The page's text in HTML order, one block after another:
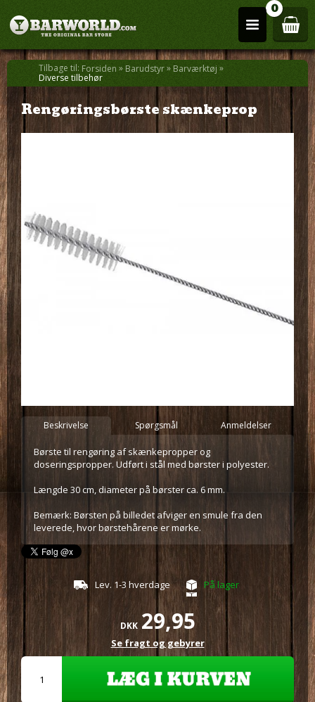
0
Tilbage til: Forsiden » Barudstyr» Barværktøj »
Diverse tilbehør
Rengøringsbørste skænkeprop
Beskrivelse Spørgsmål Anmeldelser
Børste til rengøring af skænkepropper og
doseringspropper. Udført i stål med børster i polyester.
Længde 30 cm, diameter på børster ca. 6 mm.
Bemærk: Børsten på billedet afviger en smule fra den
leverede, hvor børstehårene er mørke.
Lev. 1-3 hverdage På lager
DKK 29,95
Se fragt og gebyrer